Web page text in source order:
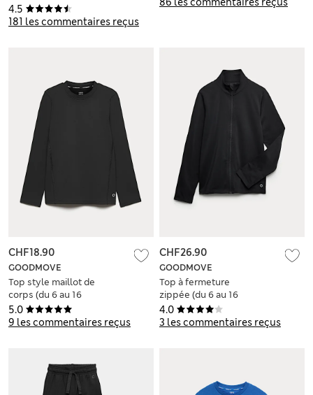
4.5
181 les commentaires reçus
5.0
9 les commentaires reçus
GOODMOVE
Top style maillot de
corps (du 6 au 16
ans)
CHF18.90
4.0
3 les commentaires reçus
GOODMOVE
Top à fermeture
zippée (du 6 au 16
ans)
CHF26.90